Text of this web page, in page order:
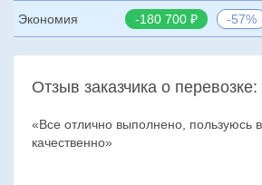
Экономия -180 700 -57%
Отзыв заказчика о перевозке:
Все отлично выполнено, пользуюсь
качественно